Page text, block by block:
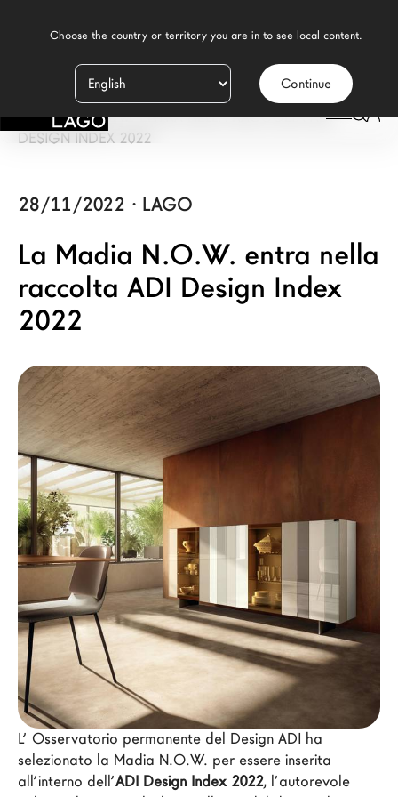
Continue
Prodotti
Ispirazione
Negozi
Nuovi Prodotti MDW26
Il Brand
Architetti
LAGO Homes
News
Press
Cataloghi
Contatti
Lavora con noi
Language
NEWS/
LA MADIA N.O.W. ENTRA NELLA RACCOLTA ADI
DESIGN INDEX 2022
28/11/2022 · LAGO
La Madia N.O.W. entra nella
raccolta ADI Design Index
2022
L’ Osservatorio permanente del Design ADI ha
selezionato la Madia N.O.W. per essere inserita
all’interno dell’ADI Design Index 2022, l’autorevole